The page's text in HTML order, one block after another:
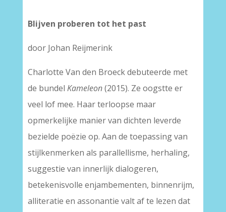
Blijven proberen tot het past
door Johan Reijmerink
Charlotte Van den Broeck debuteerde met
de bundel Kameleon(2015). Ze oogstte er
veel lof mee. Haar terloopse maar
opmerkelijke manier van dichten leverde
bezielde poëzie op. Aan de toepassing van
stijlkenmerken als parallellisme, herhaling,
suggestie van innerlijk dialogeren,
betekenisvolle enjambementen, binnenrijm,
alliteratie en assonantie valt af te lezen dat